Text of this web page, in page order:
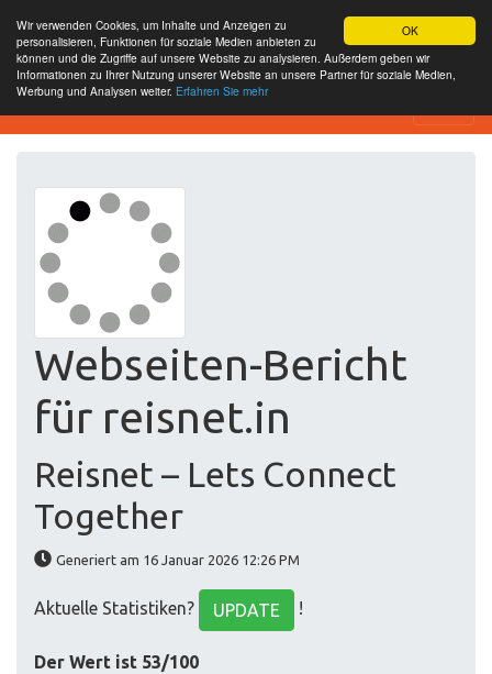
OK
Wir verwenden Cookies, um Inhalte und Anzeigen zu
personalisieren, Funktionen für soziale Medien anbieten zu
können und die Zugriffe auf unsere Website zu analysieren. Außerdem geben wir
Informationen zu Ihrer Nutzung unserer Website an unsere Partner für soziale Medien,
Werbung und Analysen weiter. Erfahren Sie mehr
Free SEO Testing Tool
Webseiten-Bericht
für reisnet.in
Reisnet – Lets Connect
Together
Generiert am 16 Januar 2026 12:26 PM
Aktuelle Statistiken? UPDATE !
Der Wert ist 53/100